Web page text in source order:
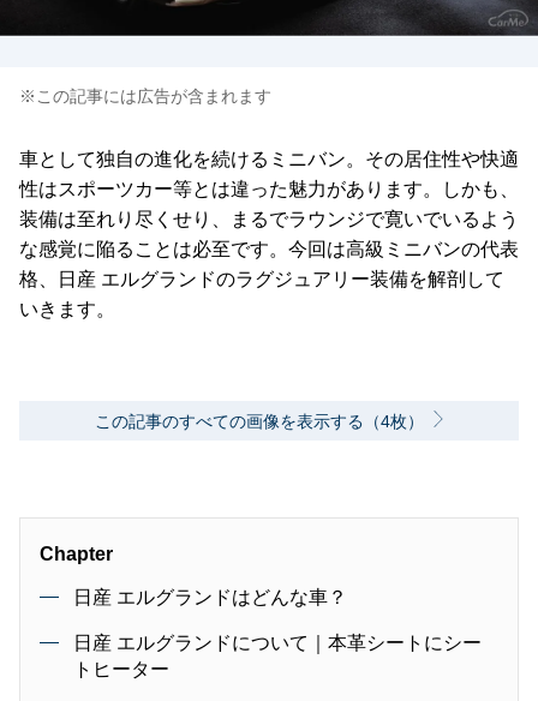
※この記事には広告が含まれます
車として独自の進化を続けるミニバン。その居住性や快適
性はスポーツカー等とは違った魅力があります。しかも、
装備は至れり尽くせり、まるでラウンジで寛いでいるよう
な感覚に陥ることは必至です。今回は高級ミニバンの代表
格、日産 エルグランドのラグジュアリー装備を解剖して
いきます。
この記事のすべての画像を表示する（4枚）
Chapter
日産 エルグランドはどんな車？
日産 エルグランドについて｜本革シートにシー
トヒーター